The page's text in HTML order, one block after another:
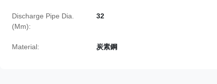
Discharge Pipe Dia.
(Mm):
32
Material: 炭素鋼